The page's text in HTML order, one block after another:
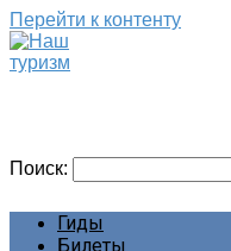
Перейти к контенту
Поиск:
Гиды
Билеты